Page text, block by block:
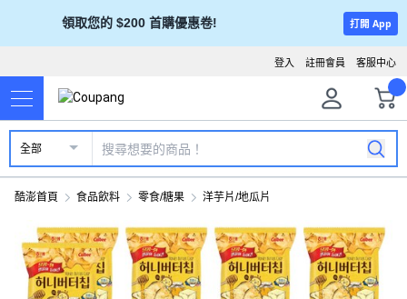
領取您的 $200 首購優惠卷! 打開 App
客服中心
註冊會員
登入
全部
酷澎首頁 食品飲料 零食/糖果 洋芋片/地瓜片